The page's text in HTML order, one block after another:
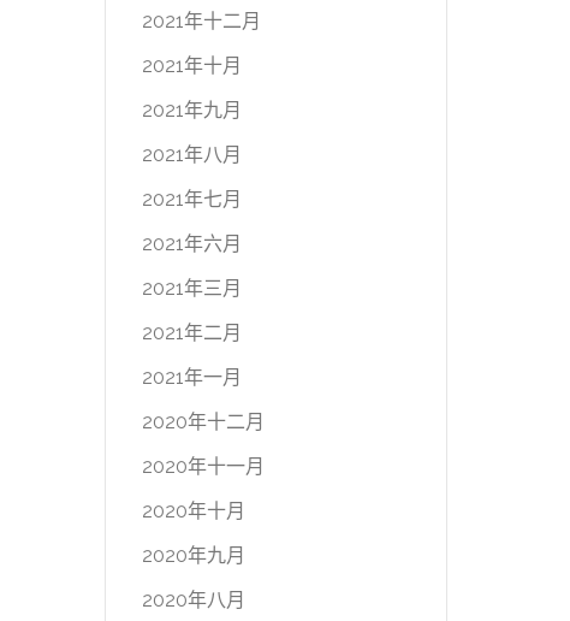
2021年十二月
2021年十月
2021年九月
2021年八月
2021年七月
2021年六月
2021年三月
2021年二月
2021年一月
2020年十二月
2020年十一月
2020年十月
2020年九月
2020年八月